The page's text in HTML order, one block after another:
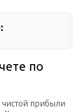
по
прибыли